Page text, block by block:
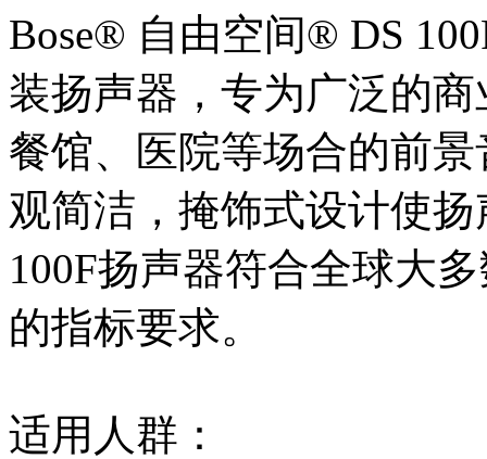
Bose® 自由空间® DS
装扬声器，专为广泛的
餐馆、医院等场合的前
观简洁，掩饰式设计使
100F扬声器符合全球大
的指标要求。
适用人群：